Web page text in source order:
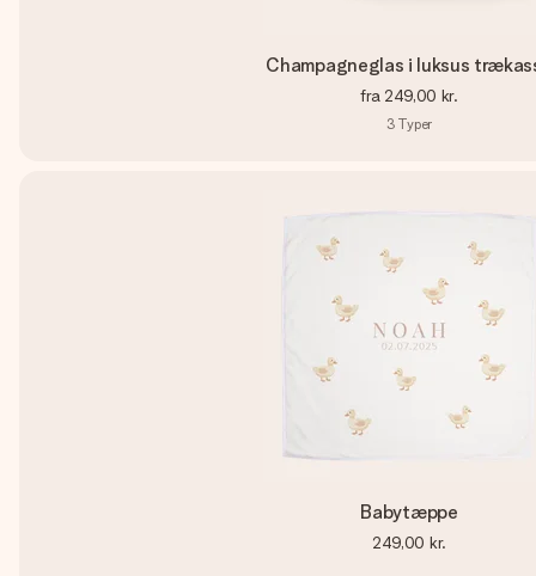
Champagneglas i luksus
fra 249,00 kr.
3 Typer
Babytæppe
249,00 kr.